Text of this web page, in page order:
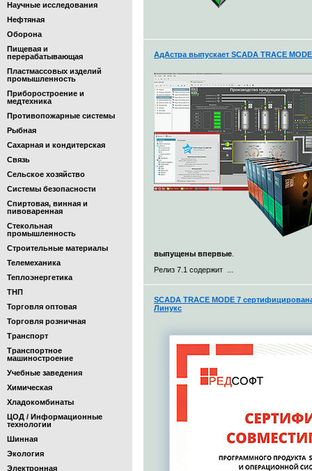
Научные исследования
Нефтяная
Оборона
Пищевая и
перерабатывающая
Пластмассовых изделий
промышленность
Приборостроение и
медтехника
Противопожарные системы
Рыбная
Сахарная и кондитерская
Связь
Сельское хозяйство
Системы безопасности
Спиртовая, винная и
пивоваренная
Стекольная
промышленность
Строительные материалы
Телемеханика
Теплоэнергетика
ТНП
Торговля оптовая
Торговля розничная
Транспорт
Транспортное
машиностроение
Учебные заведения
Химическая
Хладокомбинаты
ЦОД / Информационные
технологии
Шинная
Экология
Электронная
АдАстра выпускает SCADA TRACE
выпущены впервые
Релиз 7.1 содержит ...
SCADA TRACE MODE 7
Линукс